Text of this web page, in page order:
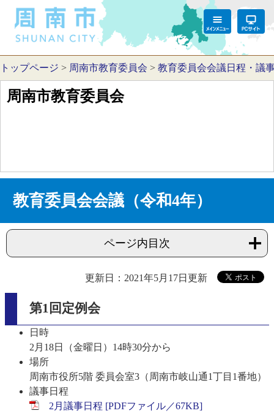
トップページ > 周南市教育委員会 > 教育委員会会議日程・議
周南市教育委員会
教育委員会会議（令和4年）
ページ内目次
更新日：2021年5月17日更新
第1回定例会
日時
2月18日（金曜日）14時30分から
場所
周南市役所5階 委員会室3（周南市岐山通1丁目1番地）
議事日程
2月議事日程 [PDFファイル／67KB]